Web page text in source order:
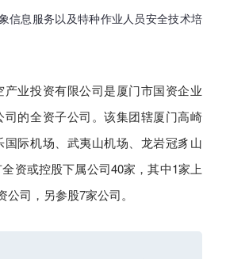
信息服务以及特种作业人员安全技术培
业投资有限公司是厦门市国资企业
司的全资子公司。该集团辖厦门高崎
国际机场、武夷山机场、龙岩冠豸山
资或控股下属公司40家，其中1家上
司，另参股7家公司。